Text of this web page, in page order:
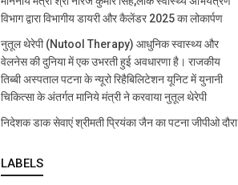
विभाग द्वारा विभागीय डायरी और कैलेंडर 2025 का लोकार्पण
नुतूल थेरेपी (Nutool Therapy) आधुनिक स्वास्थ्य और
वेलनेस की दुनिया में एक उभरती हुई अवधारणा है। राजकीय
तिब्बी अस्पताल पटना के न्यूरो रिहैबिलिटेशन यूनिट में युनानी
चिकित्सा के अंतर्गत मानिये मंत्री ने करवाया नुतूल थेरेपी
निदेशक डाक सेवाएं श्रीमती प्रियंका जैन का पटना जीपीओ दौरा
LABELS